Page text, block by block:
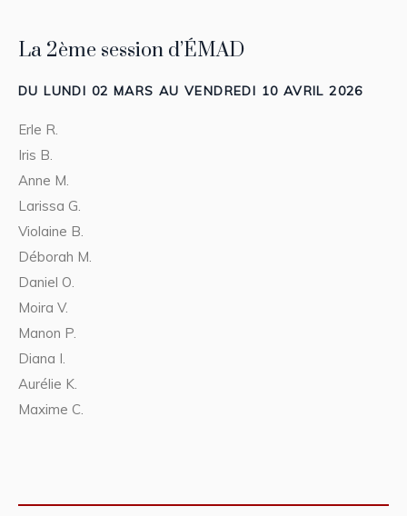
La 2ème session d’ÉMAD
DU LUNDI 02 MARS AU VENDREDI 10 AVRIL 2026
Erle R.
Iris B.
Anne M.
Larissa G.
Violaine B.
Déborah M.
Daniel O.
Moira V.
Manon P.
Diana I.
Aurélie K.
Maxime C.